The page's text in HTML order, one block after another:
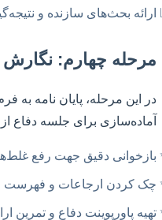
ارائه بحث‌های سازنده و
مرحله چهارم: نگارش
در این مرحله، پایان نامه
آماده‌سازی برای جلسه دفاع
بازخوانی دقیق جهت رفع
چک کردن ارجاعات و فهرست
تهیه پاورپوینت دفاع و تمرین